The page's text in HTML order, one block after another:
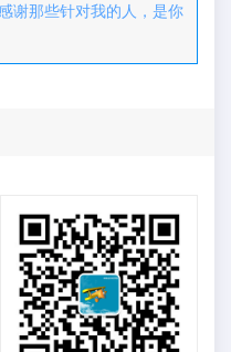
谢那些针对我的人，是你